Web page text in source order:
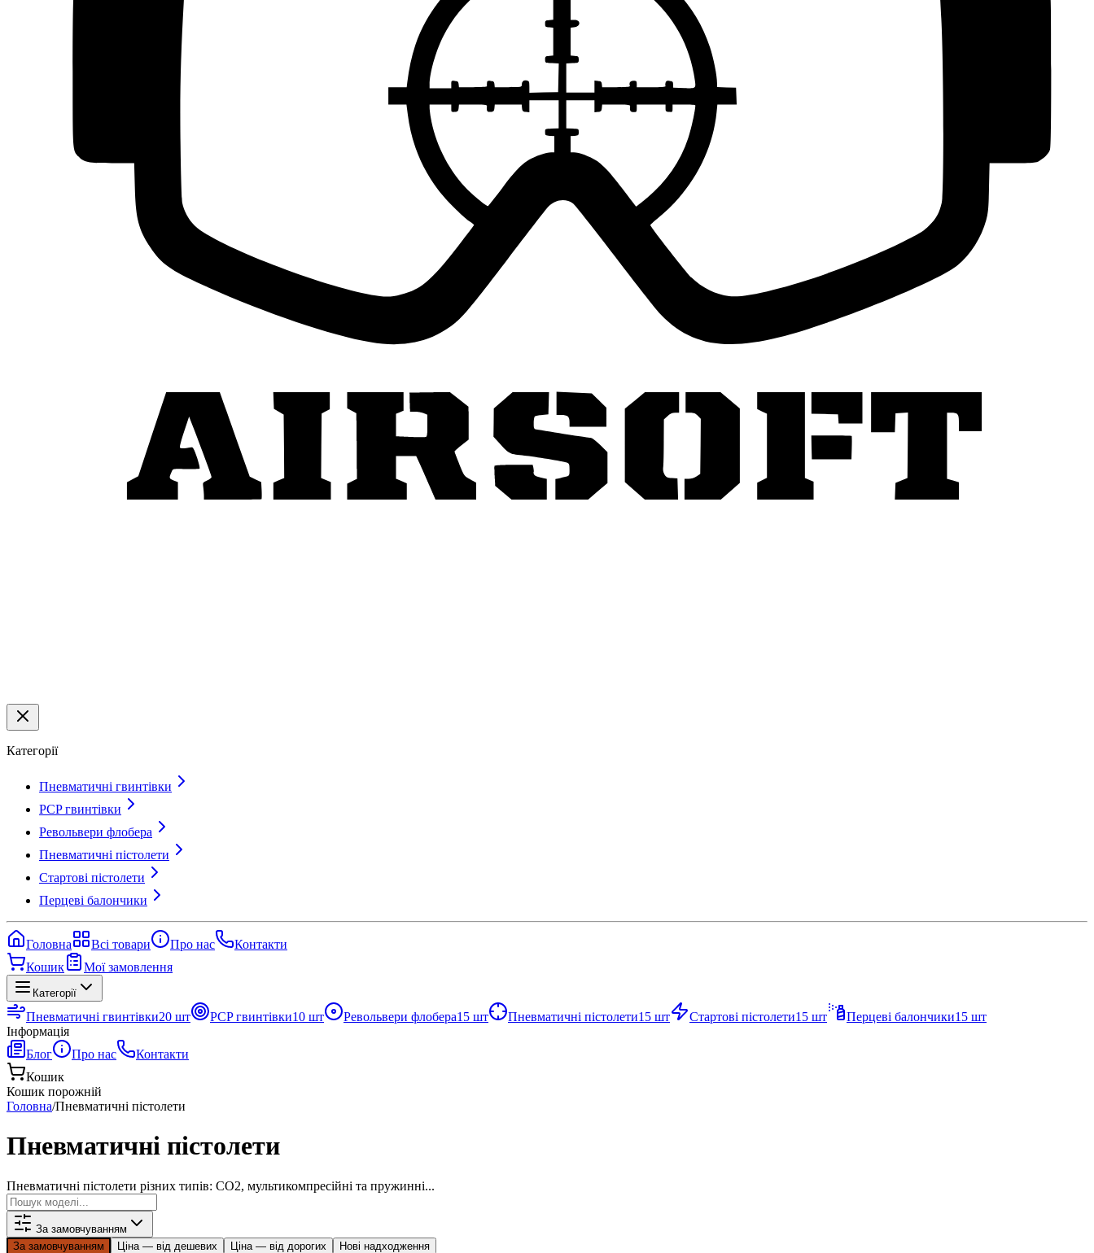
Категорії
Пневматичні гвинтівки
PCP гвинтівки
Револьвери флобера
Пневматичні пістолети
Стартові пістолети
Перцеві балончики
Головна Всі товари Про нас
Контакти
Кошик
Мої замовлення
Категорії
Пневматичні гвинтівки20 шт PCP гвинтівки10 шт Револьвери флобера15 шт Пневматичні пістолети15 шт Стартові пістолети15 шт Перцеві балончики15 шт
Інформація
Блог
Про нас
Контакти
Кошик
Кошик порожній
Головна/Пневматичні пістолети
Пневматичні пістолети
Пневматичні пістолети різних типів: CO2, мультикомпресійні та пружинні...
За замовчуванням
За замовчуванням
Ціна — від дешевих Ціна — від дорогих Нові надходження